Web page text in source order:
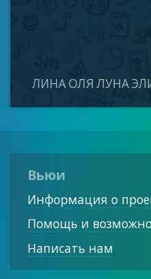
ЛИНА ОЛЯ ЛУНА
Вьюи
Информация о
Помощь и
Написать нам